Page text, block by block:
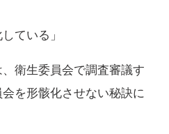
ている」
衛生委員会で調査審議す
を形骸化させない秘訣に